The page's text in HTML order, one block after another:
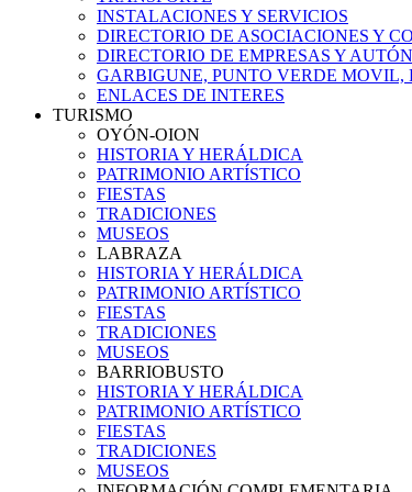
INSTALACIONES Y SERVICIOS
DIRECTORIO DE ASOCIACIONES Y
DIRECTORIO DE EMPRESAS Y
GARBIGUNE, PUNTO VERDE MOVIL,
ENLACES DE INTERES
TURISMO
OYÓN-OION
HISTORIA Y HERÁLDICA
PATRIMONIO ARTÍSTICO
FIESTAS
TRADICIONES
MUSEOS
LABRAZA
HISTORIA Y HERÁLDICA
PATRIMONIO ARTÍSTICO
FIESTAS
TRADICIONES
MUSEOS
BARRIOBUSTO
HISTORIA Y HERÁLDICA
PATRIMONIO ARTÍSTICO
FIESTAS
TRADICIONES
MUSEOS